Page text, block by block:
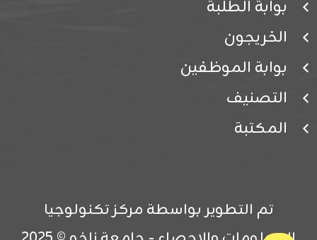
بوابة الطلبة
الخريجون
بوابة الموظفين
التصنيف
المكتبة
تم التطوير بواسطة مركز تكنولوجيا